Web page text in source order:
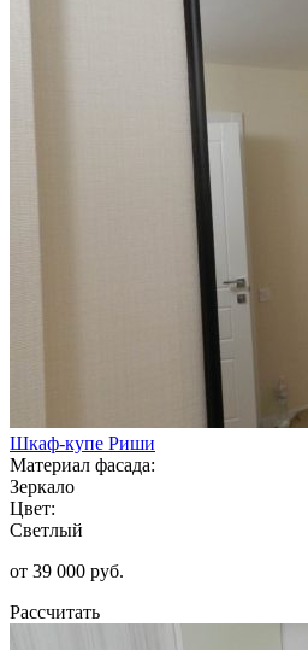
Шкаф-купе Риши
Материал фасада:
Зеркало
Цвет:
Светлый
от 39 000 руб.
Рассчитать